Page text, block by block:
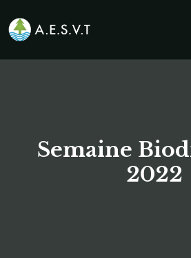
Semaine
2022